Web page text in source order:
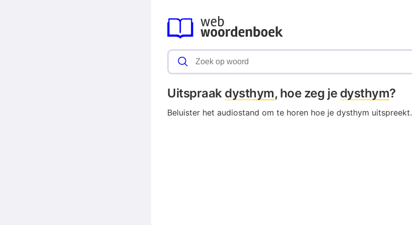
Uitspraak dysthym, hoe zeg je dysthym?
Beluister het audiostand om te horen hoe je dysthym uitspreekt.